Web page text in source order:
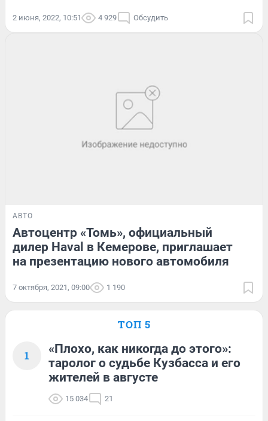
2 июня, 2022, 10:51 4 929 Обсудить
АВТО
Автоцентр «Томь», официальный
дилер Haval в Кемерове, приглашает
на презентацию нового автомобиля
7 октября, 2021, 09:00 1 190
ТОП 5
1
«Плохо, как никогда до этого»:
таролог о судьбе Кузбасса и его
жителей в августе
15 034 21